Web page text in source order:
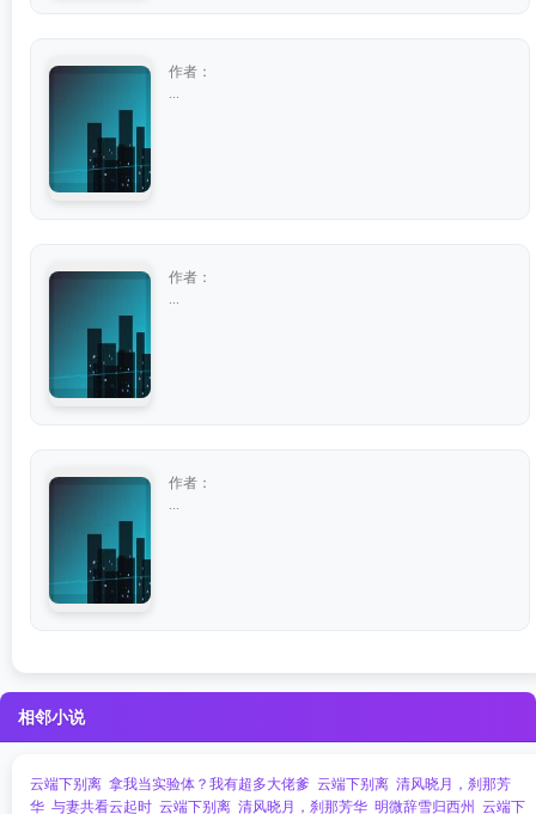
作者：
作者：
作者：
相邻小说
云端下别离 拿我当实验体？我有超多大佬爹 云端下别离 清风晓月，刹那芳
华 与妻共看云起时 云端下别离 清风晓月，刹那芳华 明微辞雪归西州 云端下